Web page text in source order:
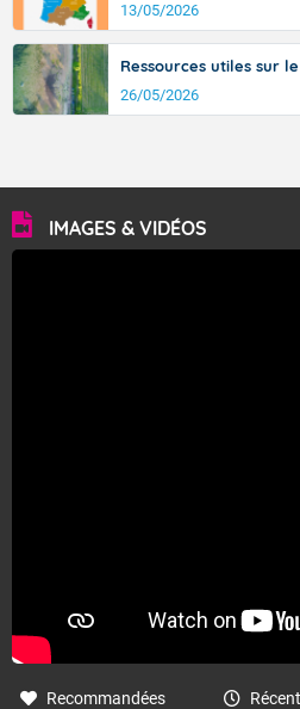
13/05/2026
Ressources utiles sur
26/05/2026
IMAGES & VIDÉOS
Recommandées